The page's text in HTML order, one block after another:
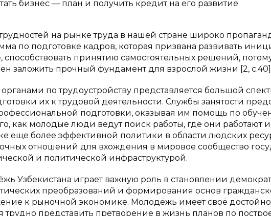
бизнес — план и получить кредит на его развитие
на рынке труда в нашей стране широко
по подготовке кадров, которая призвана развивать
принятию самостоятельных решений,
заложить прочный фундамент для взрослой жизни [2,
по трудоустройству представляется большой
их к трудовой деятельности. Службы занятости
подготовки, оказывая им помощь по
как молодые люди ведут поиск работы, где они работают и
еще более эффективной политики в области людских
отношений для вхождения в мировое сообщество
и политической инфраструктурой.
Узбекистана играет важную роль в становлении
преобразований и формирования основ
к рыночной экономике. Молодёжь имеет своё
трудно представить претворение в жизнь планов по